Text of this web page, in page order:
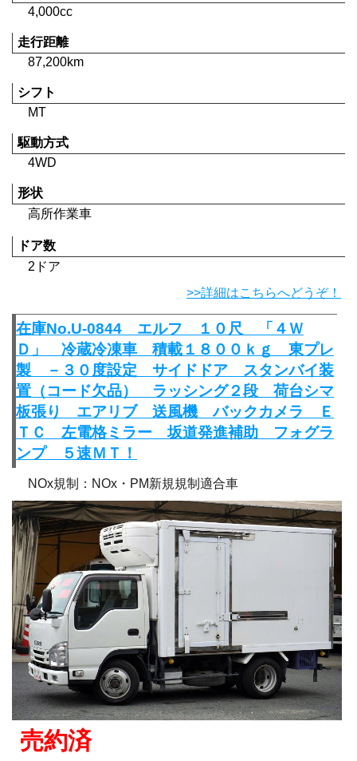
4,000cc
走行距離
87,200km
シフト
MT
駆動方式
4WD
形状
高所作業車
ドア数
2ドア
>>詳細はこちらへどうぞ！
在庫No.U-0844 エルフ １０尺 「４Ｗ
Ｄ」 冷蔵冷凍車 積載１８００ｋｇ 東プレ
製 －３０度設定 サイドドア スタンバイ装
置（コード欠品） ラッシング２段 荷台シマ
板張り エアリブ 送風機 バックカメラ Ｅ
ＴＣ 左電格ミラー 坂道発進補助 フォグラ
ンプ ５速ＭＴ！
NOx規制：NOx・PM新規規制適合車
売約済